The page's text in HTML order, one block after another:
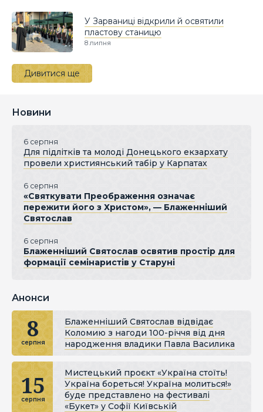
У Зарваниці відкрили й освятили
пластову станицю
8 липня
Дивитися ще
Новини
6 серпня
Для підлітків та молоді Донецького екзархату
провели християнський табір у Карпатах
6 серпня
«Святкувати Преображення означає
пережити його з Христом», — Блаженніший
Святослав
6 серпня
Блаженніший Святослав освятив простір для
формації семінаристів у Старуні
Анонси
8
серпня
Блаженніший Святослав відвідає
Коломию з нагоди 100-річчя від дня
народження владики Павла Василика
15
серпня
Мистецький проєкт «Україна стоїть!
Україна бореться! Україна молиться!»
буде представлено на фестивалі
«Букет» у Софії Київській